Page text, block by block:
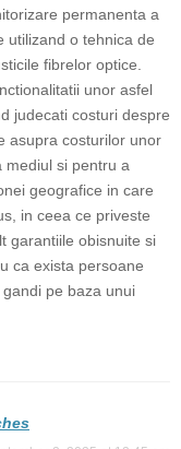
permanenta a
utilizand o tehnica de
fibrelor optice.
unor asfel
judecati costuri despre
asupra costurilor unor
mediul si pentru a
geografice in care
in ceea ce priveste
garantiile obisnuite si
ca exista persoane
pe baza unui